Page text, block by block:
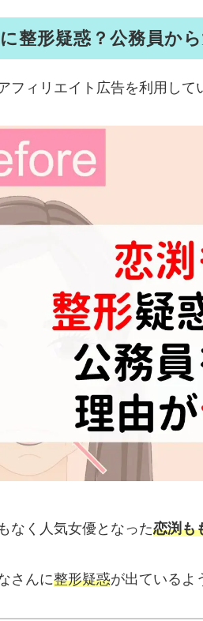
整形疑惑？公務員か
フィリエイト広告を利用して
なく人気女優となった恋渕も
さんに整形疑惑が出ているよ